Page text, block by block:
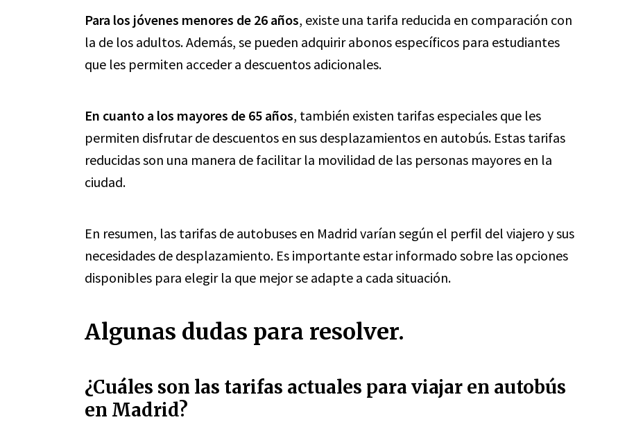
Para los jóvenes menores de 26 años, existe una tarifa reducida en comparación con
la de los adultos. Además, se pueden adquirir abonos específicos para estudiantes
que les permiten acceder a descuentos adicionales.
En cuanto a los mayores de 65 años, también existen tarifas especiales que les
permiten disfrutar de descuentos en sus desplazamientos en autobús. Estas tarifas
reducidas son una manera de facilitar la movilidad de las personas mayores en la
ciudad.
En resumen, las tarifas de autobuses en Madrid varían según el perfil del viajero y sus
necesidades de desplazamiento. Es importante estar informado sobre las opciones
disponibles para elegir la que mejor se adapte a cada situación.
Algunas dudas para resolver.
¿Cuáles son las tarifas actuales para viajar en autobús
en Madrid?